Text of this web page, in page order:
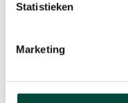
Statistieken
Marketing
Wij werken met
kennis delen we